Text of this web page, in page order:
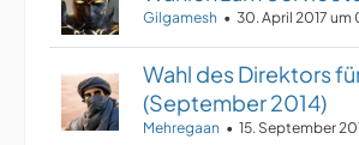
Gilgamesh 30. April 2017 um
Wahl des Direktors
(September 2014)
Mehregaan 15. September